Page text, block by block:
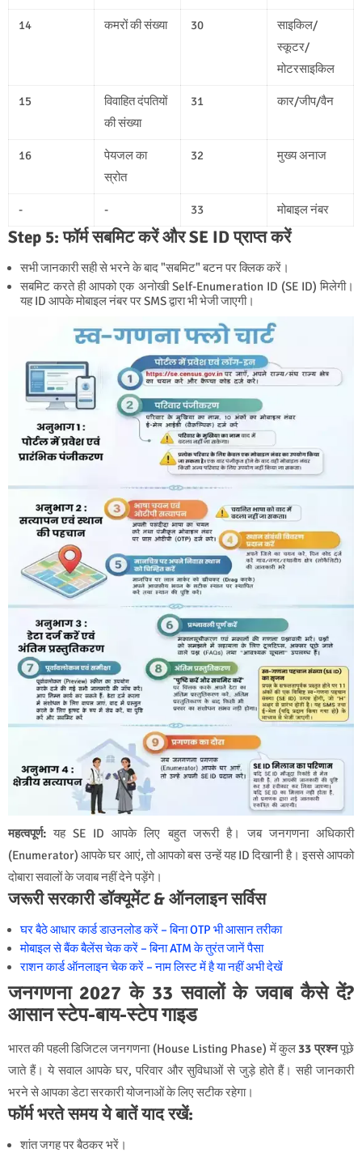
14 कमरों की संख्या 30
साइकिल/
स्कूटर/
मोटरसाइकिल
15
विवाहित दंपतियों
की संख्या
31 कार/जीप/वैन
16
पेयजल का
स्रोत
32 मुख्य अनाज
- - 33 मोबाइल नंबर
Step 5: फॉर्म सबमिट करें और SE ID प्राप्त करें
सभी जानकारी सही से भरने के बाद "सबमिट" बटन पर क्लिक करें।
सबमिट करते ही आपको एक अनोखी Self-Enumeration ID (SE ID) मिलेगी।
यह ID आपके मोबाइल नंबर पर SMS द्वारा भी भेजी जाएगी।
महत्वपूर्ण: यह SE ID आपके लिए बहुत जरूरी है। जब जनगणना अधिकारी
(Enumerator) आपके घर आएं, तो आपको बस उन्हें यह ID दिखानी है। इससे आपको
दोबारा सवालों के जवाब नहीं देने पड़ेंगे।
जरूरी सरकारी डॉक्यूमेंट & ऑनलाइन सर्विस
घर बैठे आधार कार्ड डाउनलोड करें – बिना OTP भी आसान तरीका
मोबाइल से बैंक बैलेंस चेक करें – बिना ATM के तुरंत जानें पैसा
राशन कार्ड ऑनलाइन चेक करें – नाम लिस्ट में है या नहीं अभी देखें
जनगणना 2027 के 33 सवालों के जवाब कैसे दें?
आसान स्टेप-बाय-स्टेप गाइड
भारत की पहली डिजिटल जनगणना (House Listing Phase) में कुल 33 प्रश्नपूछे
जाते हैं। ये सवाल आपके घर, परिवार और सुविधाओं से जुड़े होते हैं। सही जानकारी
भरने से आपका डेटा सरकारी योजनाओं के लिए सटीक रहेगा।
फॉर्म भरते समय ये बातें याद रखें:
शांत जगह पर बैठकर भरें।